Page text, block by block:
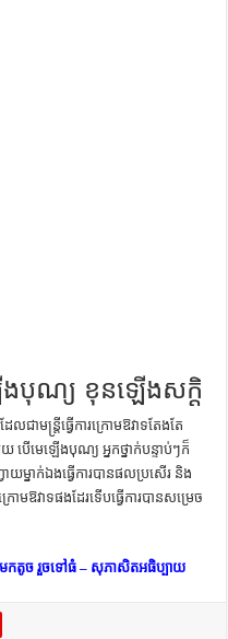
ងបុណ្យ ខុនឡើងសក្តិ
ា​មន្ត្រី​ធ្វើការ​ក្រោម​ឱវាទ​តែងតែ​
បើ​មេ​ឡើង​បុណ្យ អ្នក​ថ្នាក់​បន្ទាប់ៗ​ក៏​
ម្នាក់​ឯង​ធ្វើ​ការ​បាន​ផល​ប្រសើរ និង​
វាទ​ផង​ដែរ​ទើប​ធ្វើ​ការ​បាន​សម្រេច
មកតូច រួចទៅធំ – សុភាសិតអធិប្បាយ